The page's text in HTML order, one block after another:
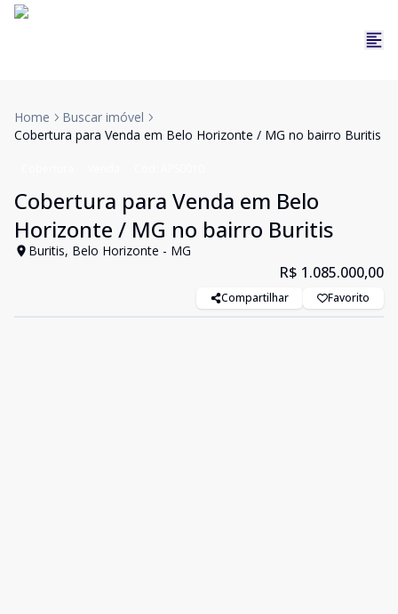
Home
Buscar imóvel
Cobertura para Venda em Belo Horizonte / MG no bairro Buritis
Cobertura para Venda em Belo
Horizonte / MG no bairro Buritis
Buritis, Belo Horizonte - MG
R$ 1.085.000,00
Compartilhar Favorito